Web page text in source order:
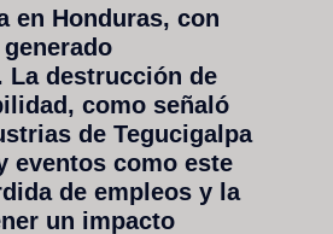
en Honduras, con
La destrucción de
como señaló
de Tegucigalpa
eventos como este
de empleos y la
un impacto